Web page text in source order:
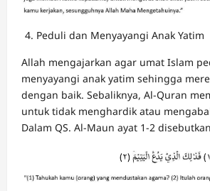
Peduli dan Menyayangi Anak Yatim
Allah mengajarkan agar umat Islam
menyayangi anak yatim sehingga
dengan baik. Sebaliknya, Al-Quran
untuk tidak menghardik atau
Dalam QS. Al-Maun ayat 1-2